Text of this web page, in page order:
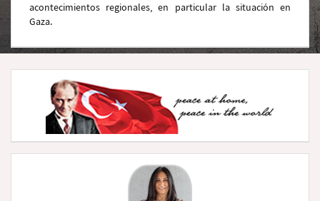
acontecimientos regionales, en particular la situación en
Gaza.